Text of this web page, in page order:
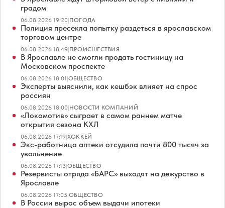
градом
06.08.2026 19:20|ПОГОДА
Полиция пресекла попытку раздеться в ярославском
торговом центре
06.08.2026 18:49|ПРОИСШЕСТВИЯ
В Ярославле не смогли продать гостиницу на
Московском проспекте
06.08.2026 18:01|ОБЩЕСТВО
Эксперты выяснили, как кешбэк влияет на спрос
россиян
06.08.2026 18:00|НОВОСТИ КОМПАНИЙ
«Локомотив» сыграет в самом раннем матче
открытия сезона КХЛ
06.08.2026 17:19|ХОККЕЙ
Экс-работница аптеки отсудила почти 800 тысяч за
увольнение
06.08.2026 17:13|ОБЩЕСТВО
Резервисты отряда «БАРС» выходят на дежурство в
Ярославле
06.08.2026 17:05|ОБЩЕСТВО
В России вырос объем выдачи ипотеки